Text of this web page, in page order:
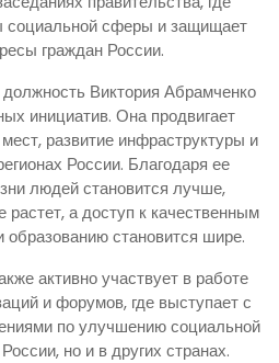
социальной сферы и защищает
граждан России.
Виктория Абрамченко
инициатив. Она продвигает
развитие инфраструктуры и
России. Благодаря ее
людей становится лучше,
растет, а доступ к качественным
становится шире.
активно участвует в работе
и форумов, где выступает с
по улучшению социальной
но и в других странах.